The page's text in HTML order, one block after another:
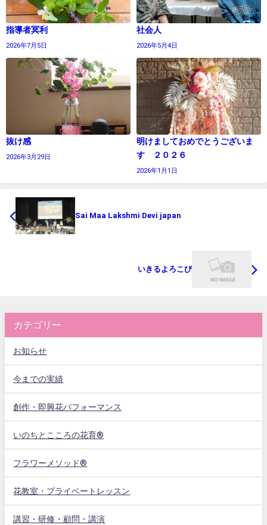
指導者冥利
2026年7月5日
社会人
2026年5月4日
抜け感
2026年3月29日
明けましておめでとうございま
す ２０２６
2026年1月1日
Sai Maa Lakshmi Devi japan
いきるよろこび
カテゴリー
お知らせ
今までの実績
創作・即興花パフォーマンス
いのちとこころの花育®
フラワーメソッド®
花教室・プライベートレッスン
講習・研修・顧問・講演